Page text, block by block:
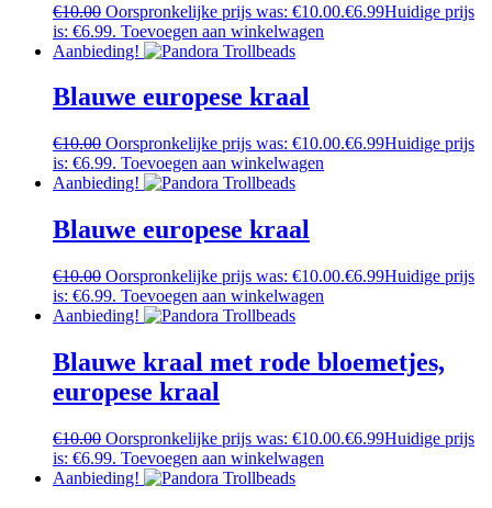
€10.00 Oorspronkelijke prijs was: €10.00.€6.99Huidige prijs
is: €6.99. Toevoegen aan winkelwagen
Aanbieding!
Blauwe europese kraal
€10.00 Oorspronkelijke prijs was: €10.00.€6.99Huidige prijs
is: €6.99. Toevoegen aan winkelwagen
Aanbieding!
Blauwe europese kraal
€10.00 Oorspronkelijke prijs was: €10.00.€6.99Huidige prijs
is: €6.99. Toevoegen aan winkelwagen
Aanbieding!
Blauwe kraal met rode bloemetjes,
europese kraal
€10.00 Oorspronkelijke prijs was: €10.00.€6.99Huidige prijs
is: €6.99. Toevoegen aan winkelwagen
Aanbieding!